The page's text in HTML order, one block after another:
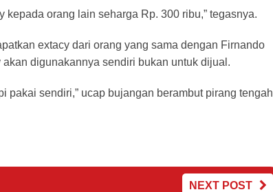
orang lain seharga Rp. 300 ribu,” tegasnya.
extacy dari orang yang sama dengan Firnando
digunakannya sendiri bukan untuk dijual.
pakai sendiri,” ucap bujangan berambut pirang tengah
NEXT POST